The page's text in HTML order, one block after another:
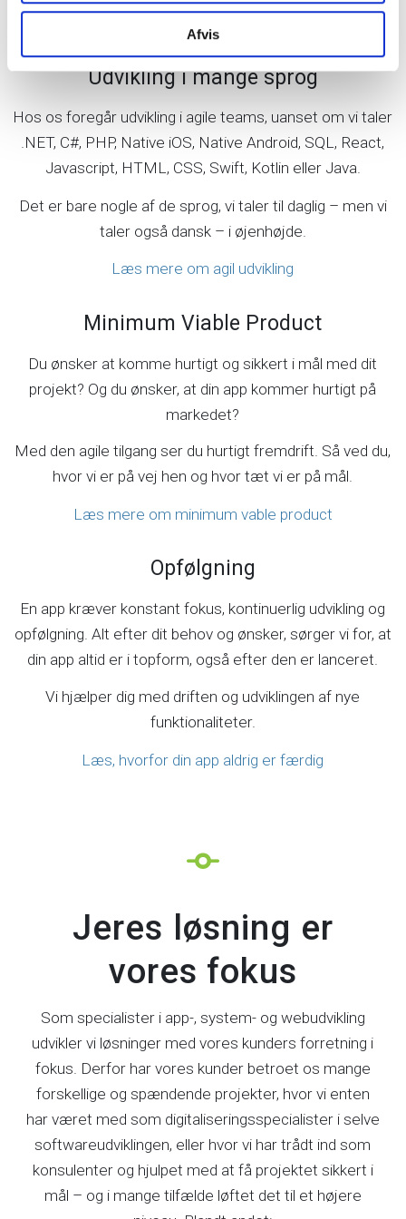
Afvis
Udvikling i mange sprog
Hos os foregår udvikling i agile teams, uanset om vi taler
.NET, C#, PHP, Native iOS, Native Android, SQL, React,
Javascript, HTML, CSS, Swift, Kotlin eller Java.
Det er bare nogle af de sprog, vi taler til daglig – men vi
taler også dansk – i øjenhøjde.
Læs mere om agil udvikling
Minimum Viable Product
Du ønsker at komme hurtigt og sikkert i mål med dit
projekt? Og du ønsker, at din app kommer hurtigt på
markedet?
Med den agile tilgang ser du hurtigt fremdrift. Så ved du,
hvor vi er på vej hen og hvor tæt vi er på mål.
Læs mere om minimum vable product
Opfølgning
En app kræver konstant fokus, kontinuerlig udvikling og
opfølgning. Alt efter dit behov og ønsker, sørger vi for, at
din app altid er i topform, også efter den er lanceret.
Vi hjælper dig med driften og udviklingen af nye
funktionaliteter.
Læs, hvorfor din app aldrig er færdig
Jeres løsning er
vores fokus
Som specialister i app-, system- og webudvikling
udvikler vi løsninger med vores kunders forretning i
fokus. Derfor har vores kunder betroet os mange
forskellige og spændende projekter, hvor vi enten
har været med som digitaliseringsspecialister i selve
softwareudviklingen, eller hvor vi har trådt ind som
konsulenter og hjulpet med at få projektet sikkert i
mål – og i mange tilfælde løftet det til et højere